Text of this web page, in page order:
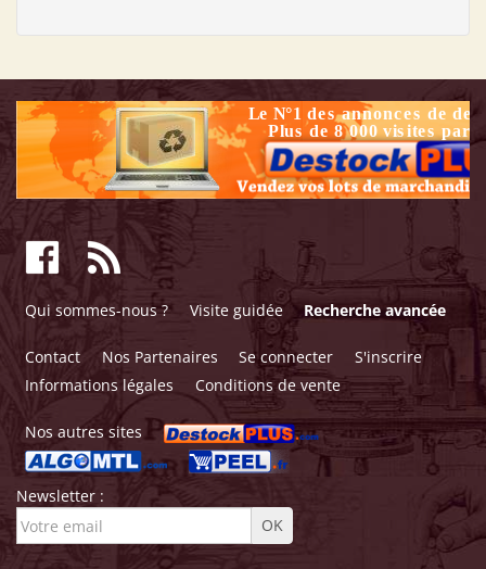
Qui sommes-nous ? Visite guidée Recherche avancée
Contact Nos Partenaires Se connecter
S'inscrire
Informations légales
Conditions de vente
Nos autres sites
Newsletter :